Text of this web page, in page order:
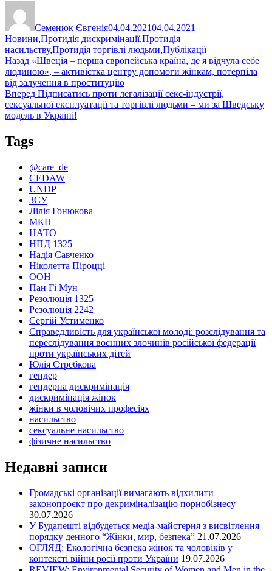
Семенюк Євгенія04.04.202104.04.2021
Новини,Протидія дискримінації,Протидія
насильству,Протидія торгівлі людьми,Публікації
Навігація
записів
Назад Попередній
запис:
«Швеція – перша європейська країна, де я відчула себе
людиною», – активістка центру допомоги жінкам, потерпіла
від залучення в проституцію
Вперед Наступний
запис:
Підписатись проти легалізації секс-індустрії,
сексуальної експлуатації та торгівлі людьми – ми за Шведську
модель в Україні!
Tags
@care_de
CEDAW
UNDP
ЗСУ
Лілія Гонюкова
МКП
НАТО
НПД 1325
Надія Савченко
Ніколетта Піроцці
ООН
Пан Гі Мун
Резолюція 1325
Резолюція 2242
Сергій Устименко
Справедливість для української молоді: розслідування та
переслідування воєнних злочинів російської федерації
проти українських дітей
Юлія Стребкова
гендер
гендерна дискримінація
дискримінація жінок
жінки в чоловічих професіях
насильство
сексуальне насильство
фізичне насильство
Недавні записи
Громадські організації вимагають відхилити
законопроєкт про декриміналізацію порнобізнесу
30.07.2026
У Будапешті відбудеться медіа-майстерня з висвітлення
порядку денного “Жінки, мир, безпека” 21.07.2026
ОГЛЯД: Екологічна безпека жінок та чоловіків у
контексті війни росії проти України 19.07.2026